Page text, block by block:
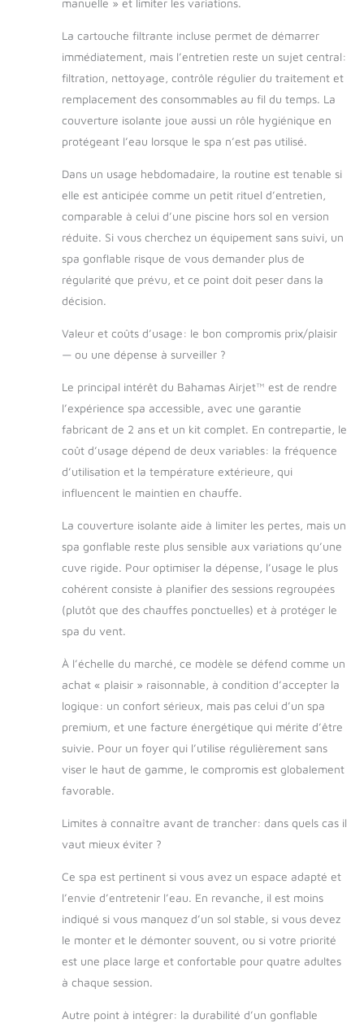
manuelle » et limiter les variations.
La cartouche filtrante incluse permet de démarrer
immédiatement, mais l’entretien reste un sujet central:
filtration, nettoyage, contrôle régulier du traitement et
remplacement des consommables au fil du temps. La
couverture isolante joue aussi un rôle hygiénique en
protégeant l’eau lorsque le spa n’est pas utilisé.
Dans un usage hebdomadaire, la routine est tenable si
elle est anticipée comme un petit rituel d’entretien,
comparable à celui d’une piscine hors sol en version
réduite. Si vous cherchez un équipement sans suivi, un
spa gonflable risque de vous demander plus de
régularité que prévu, et ce point doit peser dans la
décision.
Valeur et coûts d’usage: le bon compromis prix/plaisir
— ou une dépense à surveiller ?
Le principal intérêt du Bahamas Airjet™ est de rendre
l’expérience spa accessible, avec une garantie
fabricant de 2 ans et un kit complet. En contrepartie, le
coût d’usage dépend de deux variables: la fréquence
d’utilisation et la température extérieure, qui
influencent le maintien en chauffe.
La couverture isolante aide à limiter les pertes, mais un
spa gonflable reste plus sensible aux variations qu’une
cuve rigide. Pour optimiser la dépense, l’usage le plus
cohérent consiste à planifier des sessions regroupées
(plutôt que des chauffes ponctuelles) et à protéger le
spa du vent.
À l’échelle du marché, ce modèle se défend comme un
achat « plaisir » raisonnable, à condition d’accepter la
logique: un confort sérieux, mais pas celui d’un spa
premium, et une facture énergétique qui mérite d’être
suivie. Pour un foyer qui l’utilise régulièrement sans
viser le haut de gamme, le compromis est globalement
favorable.
Limites à connaître avant de trancher: dans quels cas il
vaut mieux éviter ?
Ce spa est pertinent si vous avez un espace adapté et
l’envie d’entretenir l’eau. En revanche, il est moins
indiqué si vous manquez d’un sol stable, si vous devez
le monter et le démonter souvent, ou si votre priorité
est une place large et confortable pour quatre adultes
à chaque session.
Autre point à intégrer: la durabilité d’un gonflable